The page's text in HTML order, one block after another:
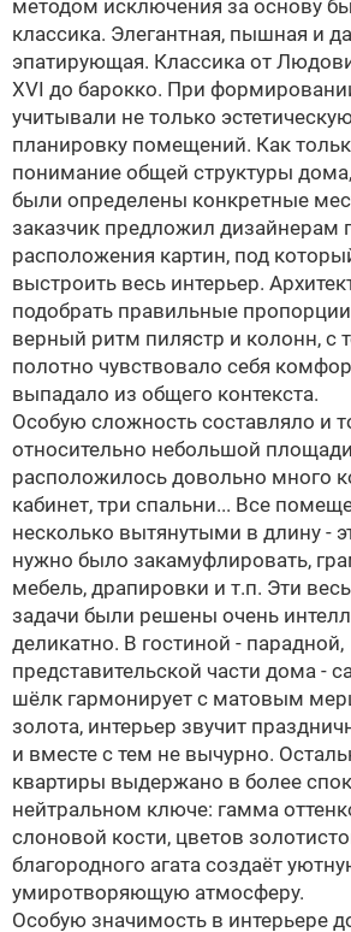
методом исключения за основу
классика. Элегантная, пышная и
эпатирующая. Классика от
XVI до барокко. При
учитывали не только
планировку помещений. Как
понимание общей структуры
были определены конкретные
заказчик предложил дизайнерам
расположения картин, под
выстроить весь интерьер.
подобрать правильные
верный ритм пилястр и колонн, с
полотно чувствовало себя
выпадало из общего контекста.
Особую сложность составляло и
относительно небольшой
расположилось довольно много
кабинет, три спальни... Все
несколько вытянутыми в длину -
нужно было закамуфлировать,
мебель, драпировки и т.п. Эти
задачи были решены очень
деликатно. В гостиной - парадной,
представительской части дома -
шёлк гармонирует с матовым
золота, интерьер звучит
и вместе с тем не вычурно.
квартиры выдержано в более
нейтральном ключе: гамма
слоновой кости, цветов
благородного агата создаёт
умиротворяющую атмосферу.
Особую значимость в интерьере